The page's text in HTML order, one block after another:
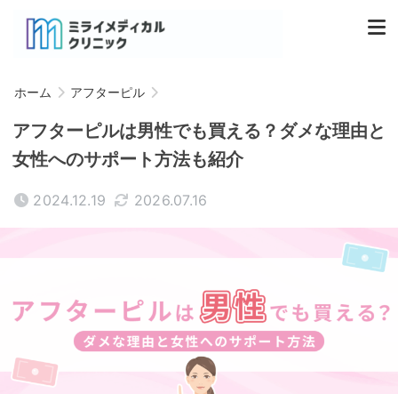
ホーム アフターピル
アフターピルは男性でも買える？ダメな理由と
女性へのサポート方法も紹介
2024.12.19 2026.07.16